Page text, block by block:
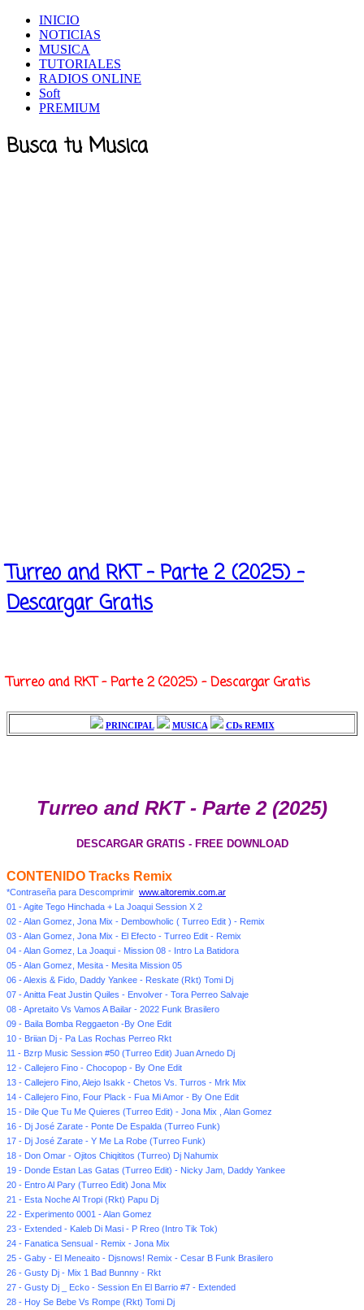
INICIO
NOTICIAS
MUSICA
TUTORIALES
RADIOS ONLINE
Soft
PREMIUM
Busca tu Musica
Turreo and RKT - Parte 2 (2025) -
Descargar Gratis
Turreo and RKT - Parte 2 (2025) - Descargar Gratis
PRINCIPAL MUSICA CDs REMIX
Turreo and RKT - Parte 2 (2025)
DESCARGAR GRATIS - FREE DOWNLOAD
CONTENIDO Tracks Remix
*Contraseña para Descomprimir www.altoremix.com.ar
01 - Agite Tego Hinchada + La Joaqui Session X 2
02 - Alan Gomez, Jona Mix - Dembowholic ( Turreo Edit ) - Remix
03 - Alan Gomez, Jona Mix - El Efecto - Turreo Edit - Remix
04 - Alan Gomez, La Joaqui - Mission 08 - Intro La Batidora
05 - Alan Gomez, Mesita - Mesita Mission 05
06 - Alexis & Fido, Daddy Yankee - Reskate (Rkt) Tomi Dj
07 - Anitta Feat Justin Quiles - Envolver - Tora Perreo Salvaje
08 - Apretaito Vs Vamos A Bailar - 2022 Funk Brasilero
09 - Baila Bomba Reggaeton -By One Edit
10 - Briian Dj - Pa Las Rochas Perreo Rkt
11 - Bzrp Music Session #50 (Turreo Edit) Juan Arnedo Dj
12 - Callejero Fino - Chocopop - By One Edit
13 - Callejero Fino, Alejo Isakk - Chetos Vs. Turros - Mrk Mix
14 - Callejero Fino, Four Plack - Fua Mi Amor - By One Edit
15 - Dile Que Tu Me Quieres (Turreo Edit) - Jona Mix , Alan Gomez
16 - Dj José Zarate - Ponte De Espalda (Turreo Funk)
17 - Dj José Zarate - Y Me La Robe (Turreo Funk)
18 - Don Omar - Ojitos Chiqititos (Turreo) Dj Nahumix
19 - Donde Estan Las Gatas (Turreo Edit) - Nicky Jam, Daddy Yankee
20 - Entro Al Pary (Turreo Edit) Jona Mix
21 - Esta Noche Al Tropi (Rkt) Papu Dj
22 - Experimento 0001 - Alan Gomez
23 - Extended - Kaleb Di Masi - P Rreo (Intro Tik Tok)
24 - Fanatica Sensual - Remix - Jona Mix
25 - Gaby - El Meneaito - Djsnows! Remix - Cesar B Funk Brasilero
26 - Gusty Dj - Mix 1 Bad Bunnny - Rkt
27 - Gusty Dj _ Ecko - Session En El Barrio #7 - Extended
28 - Hoy Se Bebe Vs Rompe (Rkt) Tomi Dj